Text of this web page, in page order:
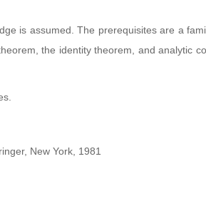
is assumed. The prerequisites are a
the identity theorem, and analytic
New York, 1981